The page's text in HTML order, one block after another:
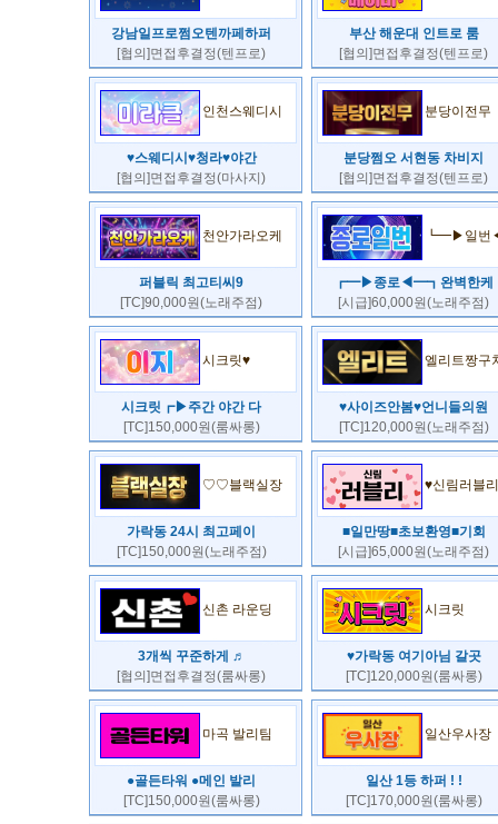
강남일프로쩜오텐까페하퍼
[협의]면접후결정(텐프로)
부산 해운대 인트로 룸
[협의]면접후결정(텐프로)
인천스웨디시
♥스웨디시♥청라♥야간
[협의]면접후결정(마사지)
분당이전무
분당쩜오 서현동 차비지
[협의]면접후결정(텐프로)
천안가라오케
퍼블릭 최고티씨9
[TC]90,000원(노래주점)
┗━▶일번
┏━▶종로◀━┓완벽한케
[시급]60,000원(노래주점)
시크릿♥
시크릿┏▶주간 야간 다
[TC]150,000원(룸싸롱)
엘리트짱구
♥사이즈안봄♥언니들의원
[TC]120,000원(노래주점)
♡♡블랙실장
가락동 24시 최고페이
[TC]150,000원(노래주점)
♥신림러블리
■일만땅■초보환영■기회
[시급]65,000원(노래주점)
신촌 라운딩
3개씩 꾸준하게 ♬
[협의]면접후결정(룸싸롱)
시크릿
♥가락동 여기아님 갈곳
[TC]120,000원(룸싸롱)
마곡 발리팀
●골든타워 ●메인 발리
[TC]150,000원(룸싸롱)
일산우사장
일산 1등 하퍼 ! !
[TC]170,000원(룸싸롱)